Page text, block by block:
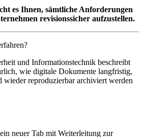
es Ihnen, sämtliche Anforderungen
revisionssicher aufzustellen.
und Informationstechnik beschreibt
wie digitale Dokumente langfristig,
wieder reproduzierbar archiviert werden
neuer Tab mit Weiterleitung zur